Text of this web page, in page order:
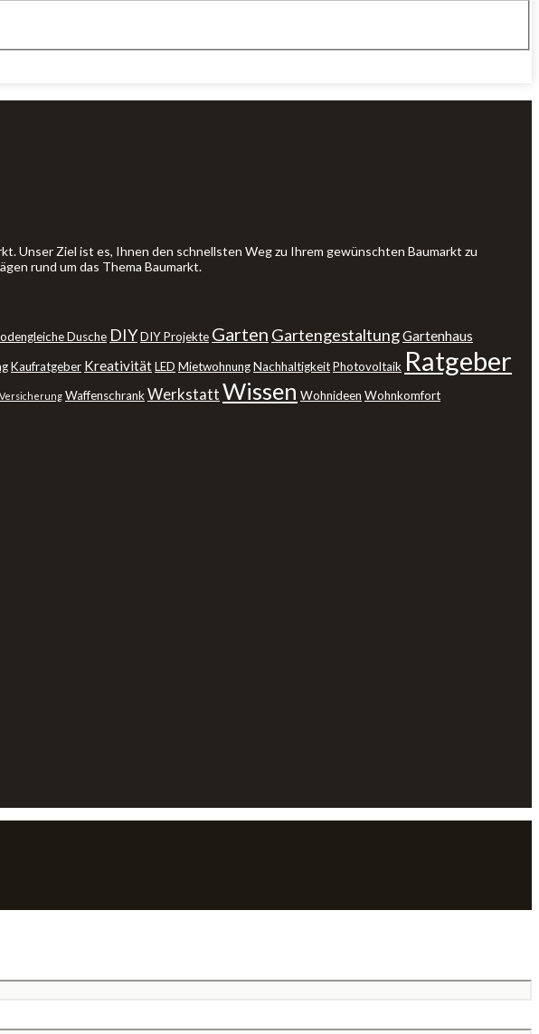
Unser Ziel ist es, Ihnen den schnellsten Weg zu Ihrem gewünschten Baumarkt zu
rund um das Thema Baumarkt.
Dusche DIYDIY Projekte Garten GartengestaltungGartenhaus
Kaufratgeber KreativitätLED MietwohnungNachhaltigkeitPhotovoltaik Ratgeber
Versicherung WaffenschrankWerkstattWissen Wohnideen Wohnkomfort